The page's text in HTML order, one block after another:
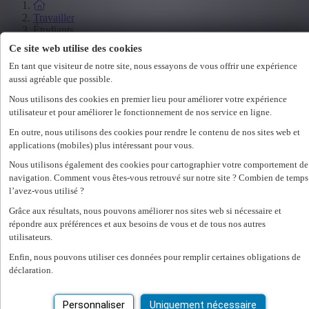
Ce site web utilise des cookies
En tant que visiteur de notre site, nous essayons de vous offrir une expérience
aussi agréable que possible.
Nous utilisons des cookies en premier lieu pour améliorer votre expérience
utilisateur et pour améliorer le fonctionnement de nos service en ligne.
En outre, nous utilisons des cookies pour rendre le contenu de nos sites web et
applications (mobiles) plus intéressant pour vous.
Nous utilisons également des cookies pour cartographier votre comportement de
navigation. Comment vous êtes-vous retrouvé sur notre site ? Combien de temps
l’avez-vous utilisé ?
Grâce aux résultats, nous pouvons améliorer nos sites web si nécessaire et
répondre aux préférences et aux besoins de vous et de tous nos autres
utilisateurs.
Enfin, nous pouvons utiliser ces données pour remplir certaines obligations de
déclaration.
Personnaliser Uniquement nécessaire
Travailler
Étudiants
Salon de l'emploi
Législation
Employeur
Spécialisations
Office
Technicum
Customer Care
Accounting & Finance
Human Resources
Employeur
Assessments
Projectsourcing